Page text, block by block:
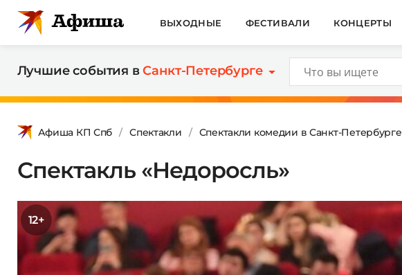
ВЫХОДНЫЕ ФЕСТИВАЛИ КОНЦЕРТЫ
Лучшие события вСанкт-Петербурге
Афиша КП Спб Спектакли Спектакли комедии в Санкт-Петербурге
Спектакль «Недоросль»
12+